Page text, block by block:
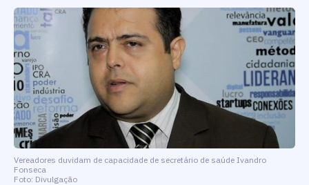
Vereadores duvidam de capacidade de secretário de saúde Ivandro
Fonseca
Foto: Divulgação